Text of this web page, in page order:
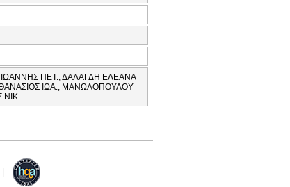
ΠΕΤ., ΔΑΛΑΓΔΗ ΕΛΕΑΝΑ
ΙΩΑ., ΜΑΝΩΛΟΠΟΥΛΟΥ
ΝΙΚ.
|